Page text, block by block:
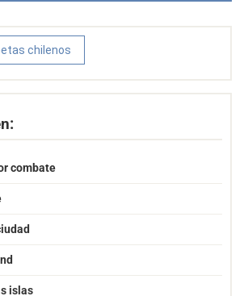
chilenos
combate
islas